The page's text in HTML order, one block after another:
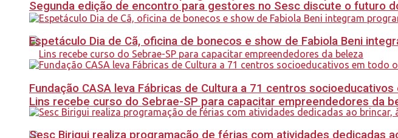
Segunda edição de encontro para gestores no Sesc discute o futuro
Lins recebe curso do Sebrae-SP para capacitar empreendedores da
Espetáculo Dia de Cã, oficina de bonecos e show de Fabiola Beni
Fundação CASA leva Fábricas de Cultura a 71 centros
Sesc Birigui realiza programação de férias com atividades dedicadas